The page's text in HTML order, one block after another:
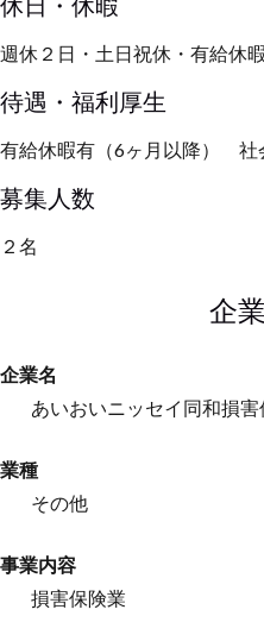
週休２日・土日祝休・有給休
待遇・福利厚生
有給休暇有（6ヶ月以降） 社
募集人数
２名
企
企業名
あいおいニッセイ同和損
業種
その他
事業内容
損害保険業